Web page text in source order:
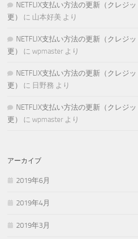
NETFLIX支払い方法の更新（クレジ
更）
に 山本好美 より
NETFLIX支払い方法の更新（クレジ
更）
に wpmaster より
NETFLIX支払い方法の更新（クレジ
更）
に 日野務 より
NETFLIX支払い方法の更新（クレジ
更）
に wpmaster より
アーカイブ
2019年6月
2019年4月
2019年3月